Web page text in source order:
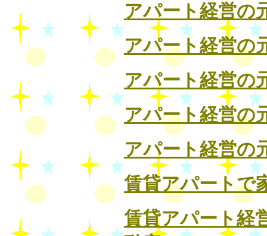
アパート経営の
アパート経営の
アパート経営の
アパート経営の
アパート経営の
賃貸アパートで
賃貸アパート経